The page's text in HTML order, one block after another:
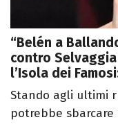
“Belén a
contro
l’Isola dei
Stando agli ultimi
potrebbe